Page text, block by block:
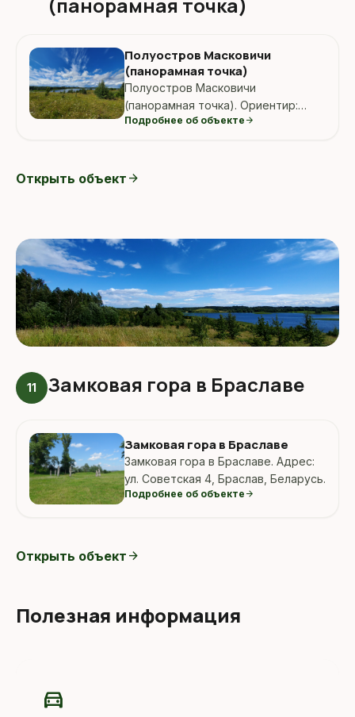
Полуостров Масковичи
(панорамная точка)
Полуостров Масковичи
(панорамная точка). Ориентир:
Полуостров Масковичи
Подробнее об объекте arrow_forward
Открыть объект arrow_forward
11 Замковая гора в Браславе
Замковая гора в Браславе
Замковая гора в Браславе. Адрес:
ул. Советская 4, Браслав, Беларусь.
Подробнее об объекте arrow_forward
Открыть объект arrow_forward
Полезная информация
directions_car